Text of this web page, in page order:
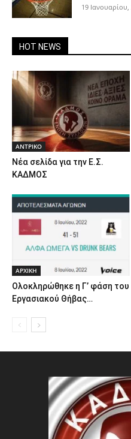
19 Ιανουαρίου,
HOT NEWS
ΑΝTΡΙΚΟ
Νέα σελίδα για την Ε.Σ.
ΚΑΔΜΟΣ
ΑΡΧΙΚΗ
Ολοκληρώθηκε η Γ’ φάση του
Εργασιακού Θήβας…